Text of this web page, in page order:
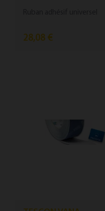
28,08 €